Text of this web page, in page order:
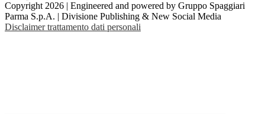
Copyright 2026 | Engineered and powered by Gruppo Spaggiari
Parma S.p.A. | Divisione Publishing & New Social Media
Disclaimer trattamento dati personali